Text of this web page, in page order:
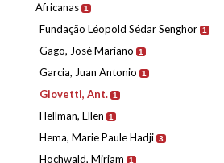
Africanas 1
Fundação Léopold Sédar Senghor 1
Gago, José Mariano 1
Garcia, Juan Antonio 1
Giovetti, Ant. 1
Hellman, Ellen 1
Hema, Marie Paule Hadji 3
Hochwald, Miriam 1